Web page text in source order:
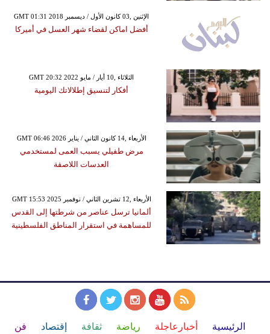
GMT 01:31 2018 الإثنين ,03 كانون الأول / ديسمبر
أفضل اماكن لقضاء شهر العسل في أميركا
GMT 20:32 2022 الثلاثاء ,10 أيار / مايو
أفكار لتنسيق إطلالاتك اليومية
GMT 06:46 2026 الأربعاء ,14 كانون الثاني / يناير
مرض طفيلي يسبب العمى لمستخدمي
العدسات اللاصقة
GMT 15:53 2025 الأربعاء ,12 تشرين الثاني / نوفمبر
ألمانيا ترسل عناصر من شرطتها إلى القدس
للمساهمة في استقرار المناطق الفلسطينية
الرئيسية أخبارعاجلة رياضة ثقافة إقتصاد فن